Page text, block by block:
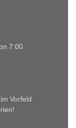
7:00
Vorfeld